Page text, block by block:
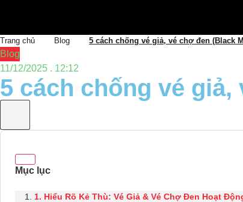
Trang chủ Blog 5 cách chống vé giả, vé chợ đen (Black
Blog
11/12/2025 . 12:12
5 cách chống vé
1. Hiểu Rõ Kẻ Thù: Vé Giả & Vé Chợ Đen Hoạt